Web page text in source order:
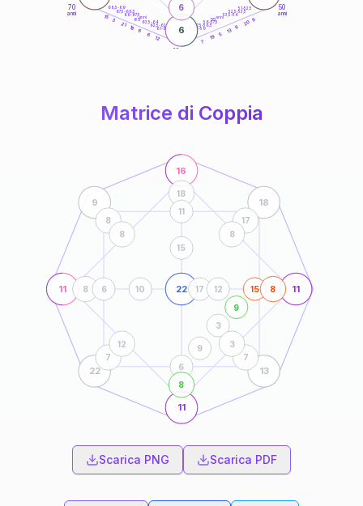
50
anni
60
70
anni
51-52,5
52,5-53,5
53,5-54
56-57,5
57,5-58,5
58,5-59
61-62,5
62,5-63,5
63,5-64
66-67,5
67,5-68,5
68,5-69
9
20
6
13
5
19
7
12
6
6
18
21
3
15
6
6
55anni
65anni
Matrice di Coppia
11
16
11
11
22
9 18
22 13
6
9
3
9
15
8
18
8
8
6
11
17 12
10
15
8
8
17
8
7
12
7
3
Scarica PNG Scarica PDF